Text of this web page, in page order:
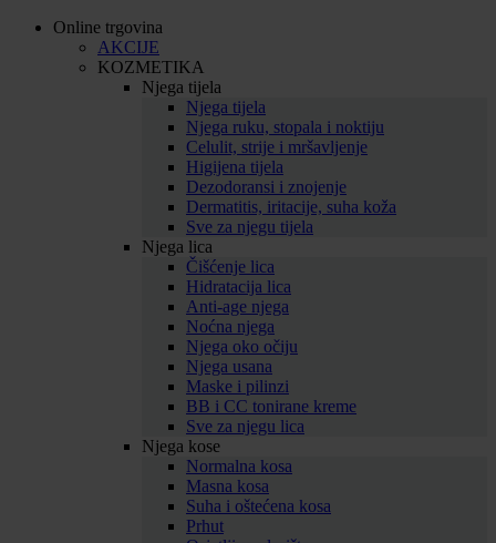
Online trgovina
AKCIJE
KOZMETIKA
Njega tijela
Njega tijela
Njega ruku, stopala i noktiju
Celulit, strije i mršavljenje
Higijena tijela
Dezodoransi i znojenje
Dermatitis, iritacije, suha koža
Sve za njegu tijela
Njega lica
Čišćenje lica
Hidratacija lica
Anti-age njega
Noćna njega
Njega oko očiju
Njega usana
Maske i pilinzi
BB i CC tonirane kreme
Sve za njegu lica
Njega kose
Normalna kosa
Masna kosa
Suha i oštećena kosa
Prhut